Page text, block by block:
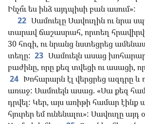
Ինչո՞ւ ես ինձ այդպիսի բան ասում»:
22 Սամուելը Սավուղին ու նրա
տարավ ճաշասրահ, որտեղ
30 հոգի, ու նրանց նստեցրեց
տեղը: 23 Սամուելն ասաց
բաժինը, որը քեզ տվեցի ու ասացի,
24 Խոհարարն էլ վերցրեց ազդրը և
առաջ: Սամուելն ասաց. «Սա քեզ
դրվել: Կեր, այս առիթի համար էինք
հյուրեր եմ ունենալու»: Սավուղը